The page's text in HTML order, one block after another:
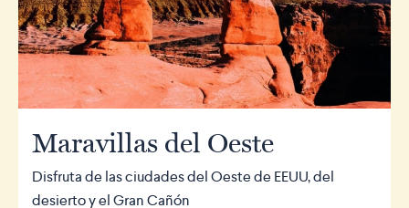
Maravillas del Oeste
Disfruta de las ciudades del Oeste de EEUU, del
desierto y el Gran Cañón